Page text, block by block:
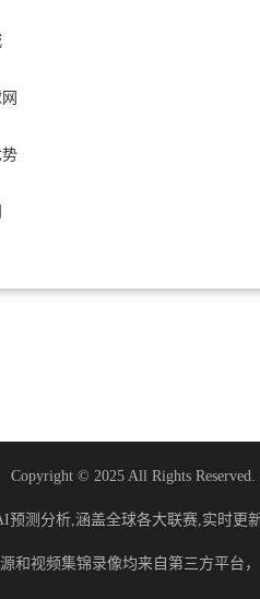
Copyright © 2025 All Rights Reserved.
预测分析,涵盖全球各大联赛,实时更
和视频集锦录像均来自第三方平台